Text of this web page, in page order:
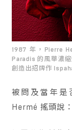
1987 年，Pierre
Paradis 的風華濃
創造出招牌作
被問及當年是
Hermé 搖頭說